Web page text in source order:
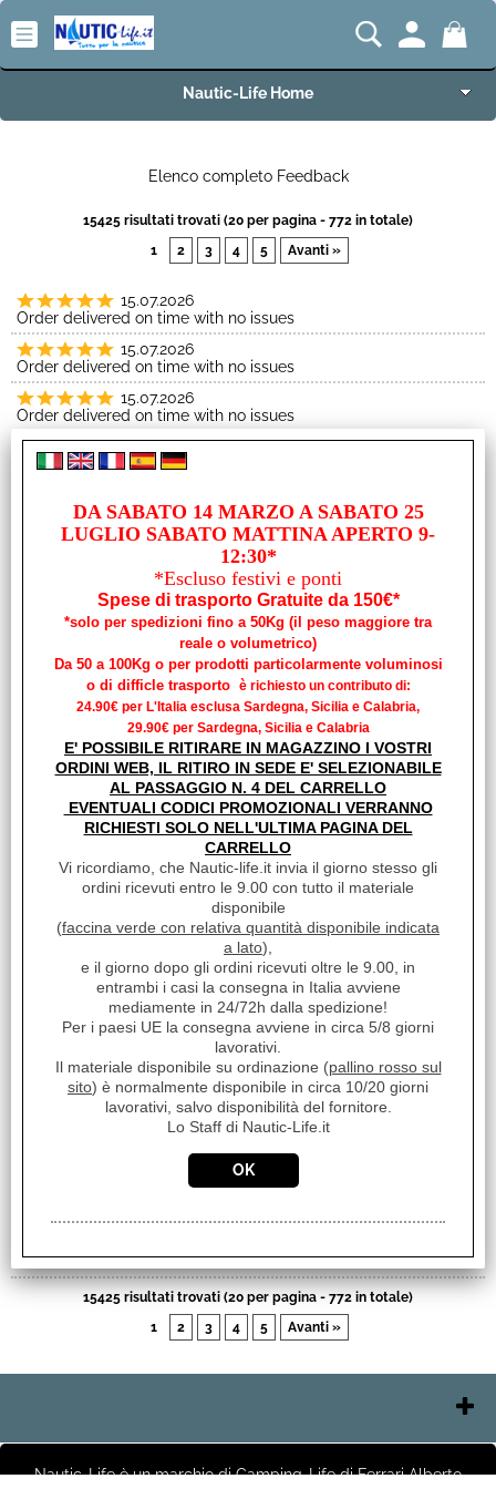
Nautic-Life Home
Carrelli Porta Barca
Offerte del Mese
Best Seller
Fineserie e Occasioni
Usato
Pronta Consegna
Elenco completo Feedback
15425 risultati trovati (20 per pagina - 772 in totale)
1
2 3 4 5 Avanti »
15.07.2026
Order delivered on time with no issues
15.07.2026
Order delivered on time with no issues
15.07.2026
Order delivered on time with no issues
14.07.2026
Order delivered on time with no issues
Order delivered on time with no issues
13.07.2026
Order delivered on time with no issues
13.07.2026
Order delivered on time with no issues
10.07.2026
Buon prodotto , buon venditore
10.07.2026 DE
Precisi e puntuali
10.07.2026
Ottimo venditore, ottimo prodotto A+++++
10.07.2026 COV
Tutto alla perfezione, ottima disponibilità di prodotti, prezzi
concorrenziali e tempi di spedizione molto veloci. Top !
Venditore veloce nella spedizione, lo consiglio vivamente.
Order delivered on time with no issues
Order delivered on time with no issues
08.07.2026
T U T T O P E R F E T T O, G R A Z I E !!!
Order delivered on time with no issues
07.07.2026
Order delivered on time with no issues
Pezzo di ricambio perfetto velocità di spedizione incredibile
Order delivered on time with no issues
15425 risultati trovati (20 per pagina - 772 in totale)
1
2 3 4 5 Avanti »
Nautic-Life è un marchio di Camping-Life di Ferrari Alberto
DA SABATO 14 MARZO A SABATO 25
LUGLIO SABATO MATTINA APERTO 9-
12:30*
*Escluso festivi e ponti
Spese di trasporto Gratuite da 150€*
*solo per spedizioni fino a 50Kg (il peso maggiore tra
reale o volumetrico)
Da 50 a 100Kg o per prodotti particolarmente voluminosi
o di difficle trasporto è richiesto un contributo di:
24.90€ per L'Italia esclusa Sardegna, Sicilia e Calabria,
29.90€ per Sardegna, Sicilia e Calabria
E' POSSIBILE RITIRARE IN MAGAZZINO I VOSTRI
ORDINI WEB, IL RITIRO IN SEDE E' SELEZIONABILE
AL PASSAGGIO N. 4 DEL CARRELLO
EVENTUALI CODICI PROMOZIONALI VERRANNO
RICHIESTI SOLO NELL'ULTIMA PAGINA DEL
CARRELLO
Vi ricordiamo, che Nautic-life.it invia il giorno stesso gli
ordini ricevuti entro le 9.00 con tutto il materiale
disponibile
(faccina verde con relativa quantità disponibile indicata
a lato),
e il giorno dopo gli ordini ricevuti oltre le 9.00, in
entrambi i casi la consegna in Italia avviene
mediamente in 24/72h dalla spedizione!
Per i paesi UE la consegna avviene in circa 5/8 giorni
lavorativi.
Il materiale disponibile su ordinazione (pallino rosso sul
sito) è normalmente disponibile in circa 10/20 giorni
lavorativi, salvo disponibilità del fornitore.
Lo Staff di Nautic-Life.it